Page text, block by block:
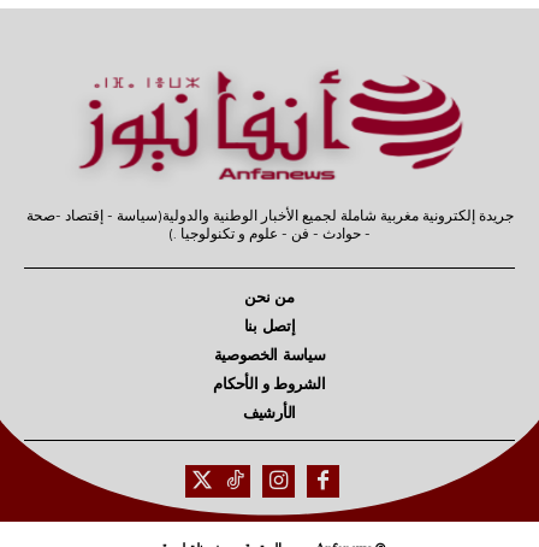
جريدة إلكترونية مغربية شاملة لجميع الأخبار الوطنية والدولية(سياسة - إقتصاد -صحة
- حوادث - فن - علوم و تكنولوجيا .)
من نحن
إتصل بنا
سياسة الخصوصية
الشروط و الأحكام
الأرشيف